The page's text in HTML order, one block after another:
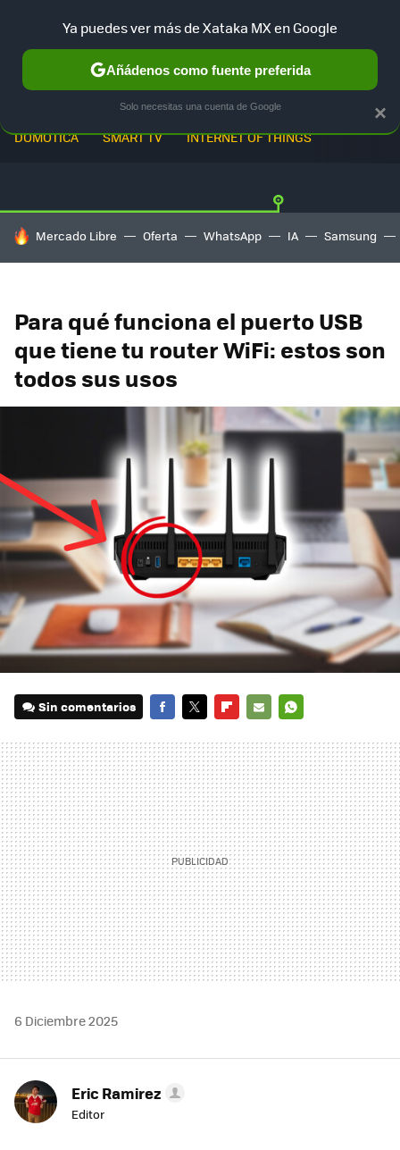
DOMÓTICA SMART TV INTERNET OF THINGS
HOY SE HABLA DE
Mercado Libre Oferta WhatsApp IA Samsung
Para qué funciona el puerto USB
que tiene tu router WiFi: estos son
todos sus usos
Sin comentarios
MAIL
6 Diciembre 2025
Eric Ramirez
Editor
×
Ya puedes ver más de Xataka MX en Google
Añádenos como fuente preferida
Solo necesitas una cuenta de Google